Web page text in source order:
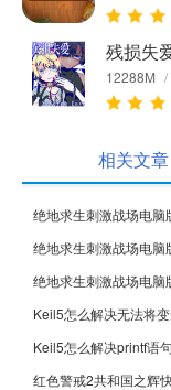
残损失
12288M /
相关文章
绝地求生刺激战场电
绝地求生刺激战场电
绝地求生刺激战场电
红色警戒2共和国之辉